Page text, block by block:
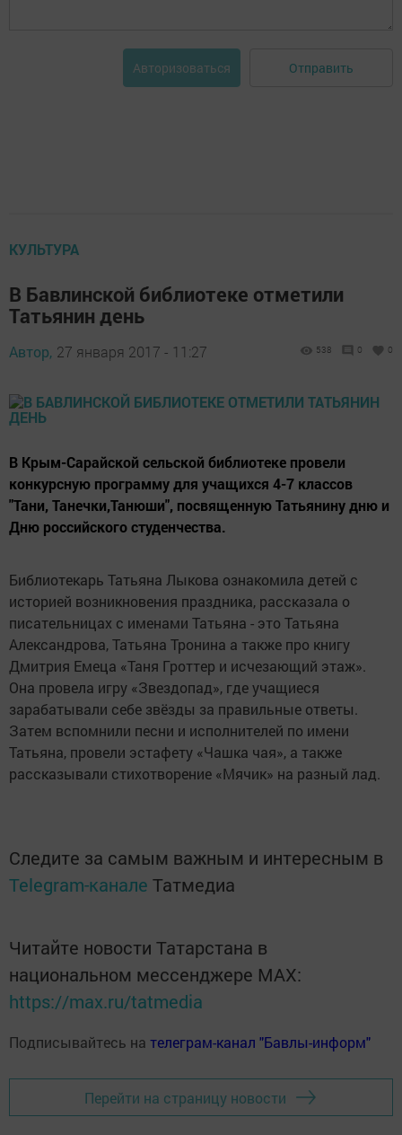
Авторизоваться Отправить
КУЛЬТУРА
В Бавлинской библиотеке отметили
Татьянин день
Автор, 27 января 2017 - 11:27 538 0 0
В Крым-Сарайской сельской библиотеке провели
конкурсную программу для учащихся 4-7 классов
"Тани, Танечки,Танюши", посвященную Татьянину дню и
Дню российского студенчества.
Библиотекарь Татьяна Лыкова ознакомила детей с
историей возникновения праздника, рассказала о
писательницах с именами Татьяна - это Татьяна
Александрова, Татьяна Тронина а также про книгу
Дмитрия Емеца «Таня Гроттер и исчезающий этаж».
Она провела игру «Звездопад», где учащиеся
зарабатывали себе звёзды за правильные ответы.
Затем вспомнили песни и исполнителей по имени
Татьяна, провели эстафету «Чашка чая», а также
рассказывали стихотворение «Мячик» на разный лад.
Следите за самым важным и интересным в
Telegram-канале Татмедиа
Читайте новости Татарстана в
национальном мессенджере MАХ:
https://max.ru/tatmedia
Подписывайтесь на телеграм-канал "Бавлы-информ"
Перейти на страницу новости